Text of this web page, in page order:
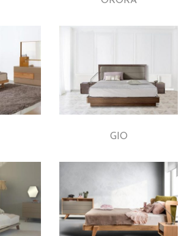
GIO